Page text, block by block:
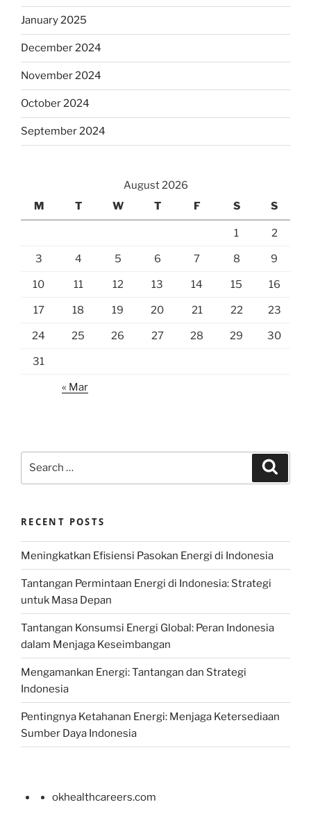
January 2025
December 2024
November 2024
October 2024
September 2024
August 2026
M
T W T F S S
1 2
3 4 5 6 7 8 9
10 11 12 13 14 15 16
17 18 19 20 21 22 23
24 25 26 27 28 29 30
31
« Mar
RECENT POSTS
Meningkatkan Efisiensi Pasokan Energi di Indonesia
Tantangan Permintaan Energi di Indonesia: Strategi
untuk Masa Depan
Tantangan Konsumsi Energi Global: Peran Indonesia
dalam Menjaga Keseimbangan
Mengamankan Energi: Tantangan dan Strategi
Indonesia
Pentingnya Ketahanan Energi: Menjaga Ketersediaan
Sumber Daya Indonesia
okhealthcareers.com